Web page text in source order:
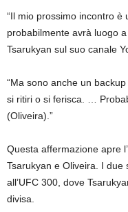
“Il mio prossimo incontro è
probabilmente avrà luogo
Tsarukyan sul suo canale
“Ma sono anche un
si ritiri o si ferisca. …
(Oliveira).”
Questa affermazione apre
Tsarukyan e Oliveira. I
all’UFC 300, dove
divisa.